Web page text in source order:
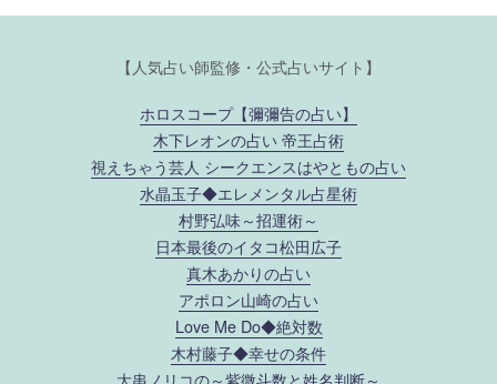
【人気占い師監修・公式占いサイト】
ホロスコープ【彌彌告の占い】
木下レオンの占い 帝王占術
視えちゃう芸人 シークエンスはやともの占い
水晶玉子◆エレメンタル占星術
村野弘味～招運術～
日本最後のイタコ松田広子
真木あかりの占い
アポロン山崎の占い
Love Me Do◆絶対数
木村藤子◆幸せの条件
大串ノリコの～紫微斗数と姓名判断～